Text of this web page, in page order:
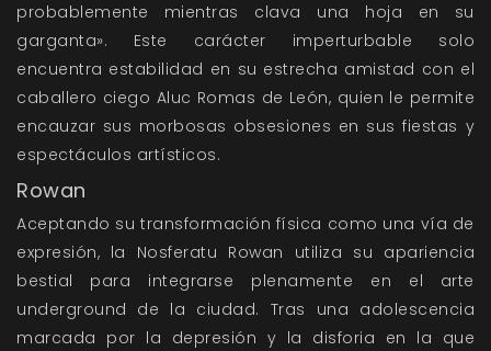
probablemente mientras clava una hoja en su
garganta». Este carácter imperturbable solo
encuentra estabilidad en su estrecha amistad con el
caballero ciego Aluc Romas de León, quien le permite
encauzar sus morbosas obsesiones en sus fiestas y
espectáculos artísticos.
Rowan
Aceptando su transformación física como una vía de
expresión, la Nosferatu Rowan utiliza su apariencia
bestial para integrarse plenamente en el arte
underground de la ciudad. Tras una adolescencia
marcada por la depresión y la disforia en la que